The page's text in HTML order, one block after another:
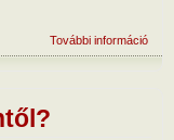
További információ